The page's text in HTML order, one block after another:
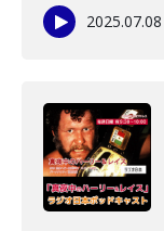
2025.07.08